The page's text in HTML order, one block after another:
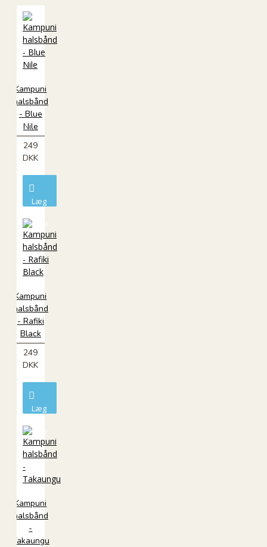
Kampuni
halsbånd
- Blue
Nile
249
DKK
Læg
kurv
Kampuni
halsbånd
- Rafiki
Black
249
DKK
Læg
kurv
Kampuni
halsbånd
-
Takaungu